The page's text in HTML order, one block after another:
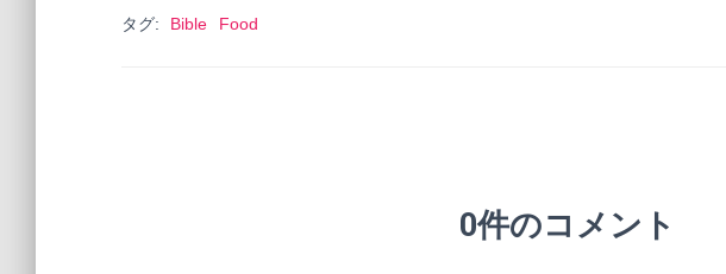
タグ: Bible Food
0件のコメント